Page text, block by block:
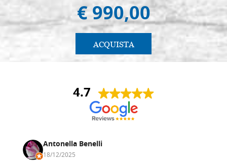
€ 990,00
ACQUISTA
4.7
Antonella Benelli
18/12/2025